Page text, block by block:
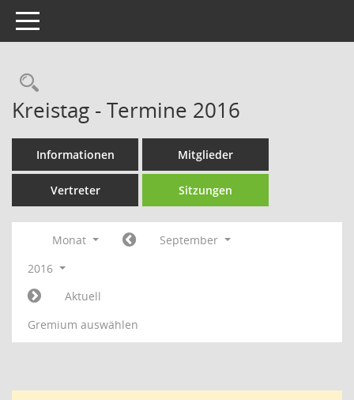
Toggle navigation
Rechercheauswahl
Kreistag - Termine 2016
Informationen Mitglieder
Vertreter Sitzungen
Monat
September
2016
Aktuell
Gremium auswählen